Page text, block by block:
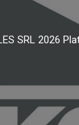
SRL 2026